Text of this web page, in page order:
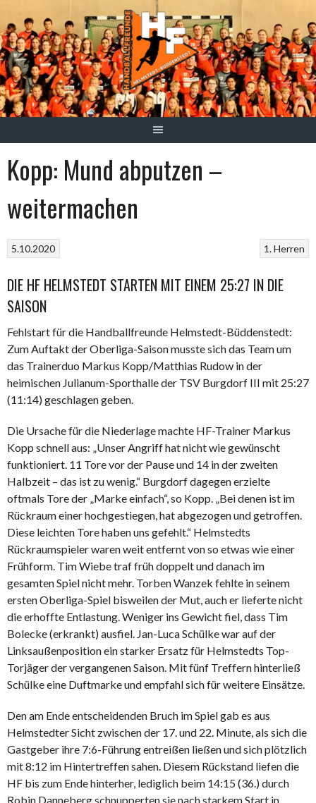
zum
Inhalt
Kopp: Mund abputzen –
weitermachen
1. Herren
5.10.2020
DIE HF HELMSTEDT STARTEN MIT EINEM 25:27 IN DIE
SAISON
Fehlstart für die Handballfreunde Helmstedt-Büddenstedt:
Zum Auftakt der Oberliga-Saison musste sich das Team um
das Trainerduo Markus Kopp/Matthias Rudow in der
heimischen Julianum-Sporthalle der TSV Burgdorf III mit 25:27
(11:14) geschlagen geben.
Die Ursache für die Niederlage machte HF-Trainer Markus
Kopp schnell aus: „Unser Angriff hat nicht wie gewünscht
funktioniert. 11 Tore vor der Pause und 14 in der zweiten
Halbzeit – das ist zu wenig.“ Burgdorf dagegen erzielte
oftmals Tore der „Marke einfach“, so Kopp. „Bei denen ist im
Rückraum einer hochgestiegen, hat abgezogen und getroffen.
Diese leichten Tore haben uns gefehlt.“ Helmstedts
Rückraumspieler waren weit entfernt von so etwas wie einer
Frühform. Tim Wiebe traf früh doppelt und danach im
gesamten Spiel nicht mehr. Torben Wanzek fehlte in seinem
ersten Oberliga-Spiel bisweilen der Mut, auch er lieferte nicht
die erhoffte Entlastung. Weniger ins Gewicht fiel, dass Tim
Bolecke (erkrankt) ausfiel. Jan-Luca Schülke war auf der
Linksaußenposition ein starker Ersatz für Helmstedts Top-
Torjäger der vergangenen Saison. Mit fünf Treffern hinterließ
Schülke eine Duftmarke und empfahl sich für weitere Einsätze.
Den am Ende entscheidenden Bruch im Spiel gab es aus
Helmstedter Sicht zwischen der 17. und 22. Minute, als sich die
Gastgeber ihre 7:6-Führung entreißen ließen und sich plötzlich
mit 8:12 im Hintertreffen sahen. Diesem Rückstand liefen die
HF bis zum Ende hinterher, lediglich beim 14:15 (36.) durch
Robin Danneberg schnupperten sie nach starkem Start in